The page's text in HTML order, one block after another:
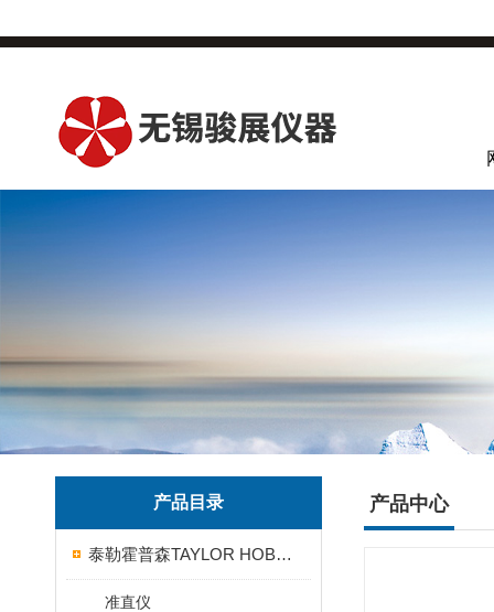
产品目录
泰勒霍普森TAYLOR HOBSON粗糙度仪
准直仪
产品中心